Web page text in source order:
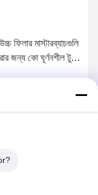
ফিলার মাস্টারব্যাচগুলি
জন্য কো ঘূর্ণনশীল টুইন